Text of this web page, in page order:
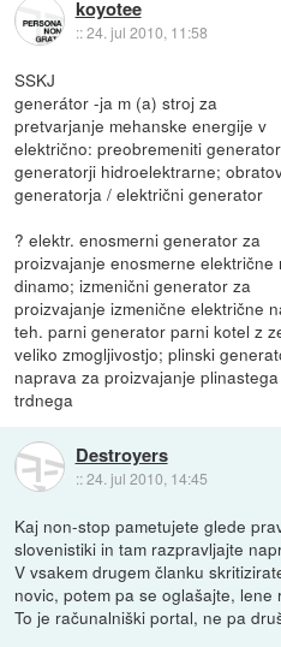
koyotee
::24. jul 2010, 11:58
SSKJ
generátor -ja m (a) stroj za
pretvarjanje mehanske energije v
električno: preobremeniti
generatorji hidroelektrarne;
generatorja / električni generator
? elektr. enosmerni generator za
proizvajanje enosmerne električne
dinamo; izmenični generator za
proizvajanje izmenične električne
teh. parni generator parni kotel z
veliko zmogljivostjo; plinski
naprava za proizvajanje
trdnega
Destroyers
::24. jul 2010, 14:45
Kaj non-stop pametujete glede
slovenistiki in tam razpravljajte
V vsakem drugem članku
novic, potem pa se oglašajte, lene
To je računalniški portal, ne pa